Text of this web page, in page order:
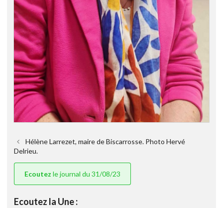
Hélène Larrezet, maire de Biscarrosse. Photo Hervé
Delrieu.
Ecoutez le journal du 31/08/23
Ecoutez la Une :